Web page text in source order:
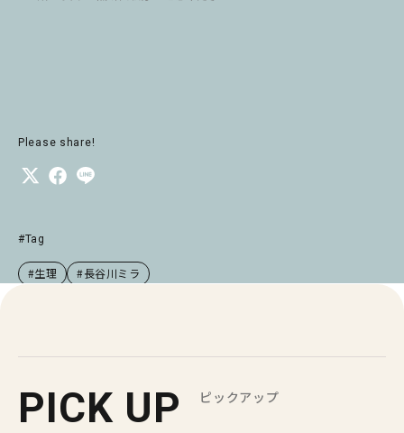
Please share!
#Tag
#生理 #長谷川ミラ
PICK UP ピックアップ